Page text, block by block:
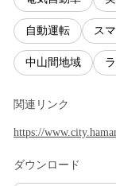
自動運転 ス
中山間地域
関連リンク
https://
ダウンロード